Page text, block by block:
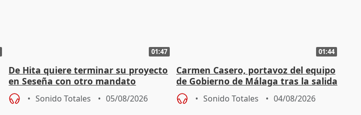
01:47
De Hita quiere terminar su proyecto
en Seseña con otro mandato
Sonido Totales 05/08/2026
01:44
Carmen Casero, portavoz del equipo
de Gobierno de Málaga tras la salida
de Pérez de Siles
Sonido Totales 04/08/2026